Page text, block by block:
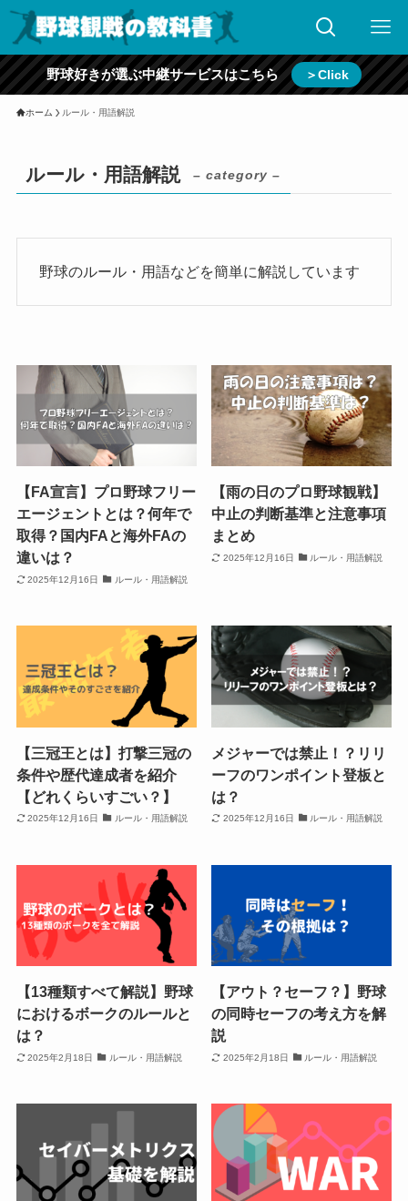
野球好きが選ぶ中継サービスはこちら ＞Click
ホーム ルール・用語解説
ルール・用語解説 – category –
野球のルール・用語などを簡単に解説しています
【FA宣言】プロ野球フリー
エージェントとは？何年で
取得？国内FAと海外FAの
違いは？
2025年12月16日 ルール・用語解説
【雨の日のプロ野球観戦】
中止の判断基準と注意事項
まとめ
2025年12月16日 ルール・用語解説
【三冠王とは】打撃三冠の
条件や歴代達成者を紹介
【どれくらいすごい？】
2025年12月16日 ルール・用語解説
メジャーでは禁止！？リリ
ーフのワンポイント登板と
は？
2025年12月16日 ルール・用語解説
【13種類すべて解説】野球
におけるボークのルールと
は？
2025年2月18日 ルール・用語解説
【アウト？セーフ？】野球
の同時セーフの考え方を解
説
2025年2月18日 ルール・用語解説